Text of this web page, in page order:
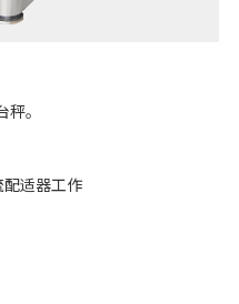
。
适器工作